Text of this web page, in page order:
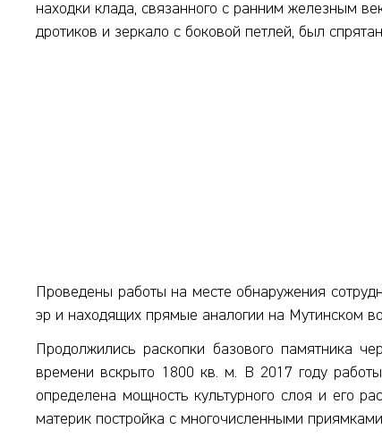
находки клада, связанного с ранним железным
дротиков и зеркало с боковой петлей, был
Проведены работы на месте обнаружения
эр и находящих прямые аналогии на Мутинском
Продолжились раскопки базового памятника
времени вскрыто 1800 кв. м. В 2017 году
определена мощность культурного слоя и его
материк постройка с многочисленными